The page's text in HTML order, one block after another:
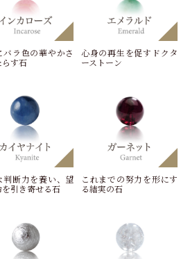
バラ色の華やかさ
らす石
心身の再生を促すドクタ
ーストーン
判断力を養い、望
を引き寄せる石
これまでの努力を形にす
る結実の石